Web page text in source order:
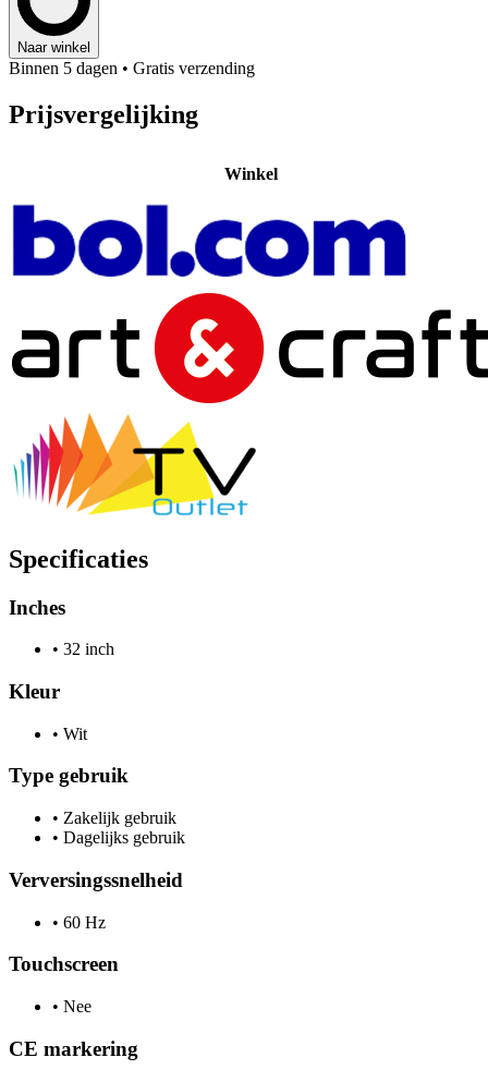
Naar winkel
Binnen 5 dagen • Gratis verzending
Prijsvergelijking
Winkel
Specificaties
Inches
• 32 inch
Kleur
• Wit
Type gebruik
• Zakelijk gebruik
• Dagelijks gebruik
Verversingssnelheid
• 60 Hz
Touchscreen
• Nee
CE markering